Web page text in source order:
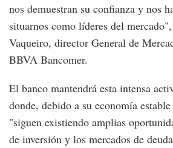
nos demuestran su confianza y nos
situarnos como líderes del
Vaqueiro, director General de
BBVA Bancomer.
El banco mantendrá esta intensa
donde, debido a su economía
"siguen existiendo amplias
de inversión y los mercados de